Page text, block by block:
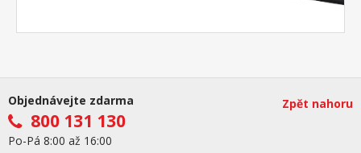
Objednávejte zdarma
800 131 130
Po-Pá 8:00 až 16:00
Zpět nahoru